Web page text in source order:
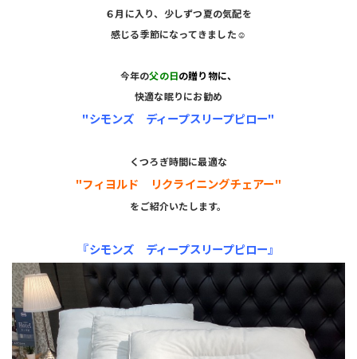
６月に入り、少しずつ夏の気配を
感じる季節になってきました☺️
今年の父の日の贈り物に、
快適な眠りにお勧め
"シモンズ ディープスリープピロー"
くつろぎ時間に最適な
"フィヨルド リクライニングチェアー"
をご紹介いたします。
『シモンズ ディープスリープピロー』